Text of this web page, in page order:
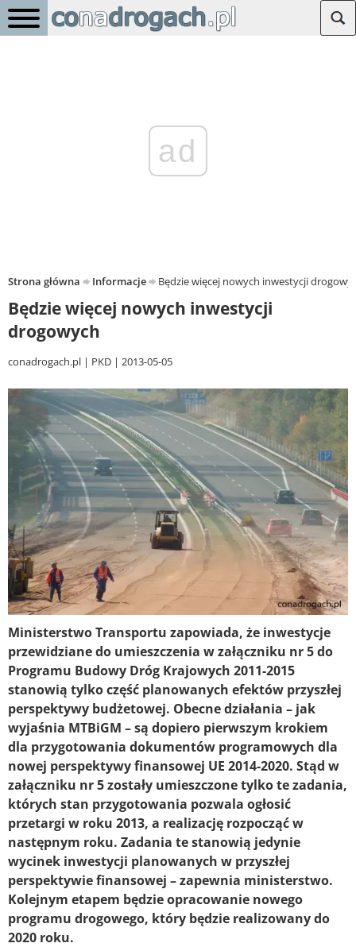
ad
Strona główna Informacje Będzie więcej nowych inwestycji
Będzie więcej nowych inwestycji
drogowych
conadrogach.pl PKD 2013-05-05
Ministerstwo Transportu zapowiada, że inwestycje
przewidziane do umieszczenia w załączniku nr 5 do
Programu Budowy Dróg Krajowych 2011-2015
stanowią tylko część planowanych efektów przyszłej
perspektywy budżetowej. Obecne działania – jak
wyjaśnia MTBiGM – są dopiero pierwszym krokiem
dla przygotowania dokumentów programowych dla
nowej perspektywy finansowej UE 2014-2020. Stąd w
załączniku nr 5 zostały umieszczone tylko te zadania,
których stan przygotowania pozwala ogłosić
przetargi w roku 2013, a realizację rozpocząć w
następnym roku. Zadania te stanowią jedynie
wycinek inwestycji planowanych w przyszłej
perspektywie finansowej – zapewnia ministerstwo.
Kolejnym etapem będzie opracowanie nowego
programu drogowego, który będzie realizowany do
2020 roku.